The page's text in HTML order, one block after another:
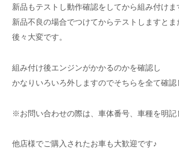
新品もテストし動作確認をしてから組み付けま
新品不良の場合でつけてからテストしますと
後々大変です。
組み付け後エンジンがかかるのかを確認し
かなりいろいろ外しますのでそちらを全て確認
※お問い合わせの際は、車体番号、車種を明
他店様でご購入されたお車も大歓迎です♪